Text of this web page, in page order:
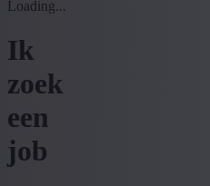
Loading...
Ik
zoek
een
job